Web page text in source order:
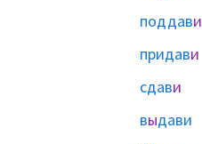
поддави
придави
сдави
выдави